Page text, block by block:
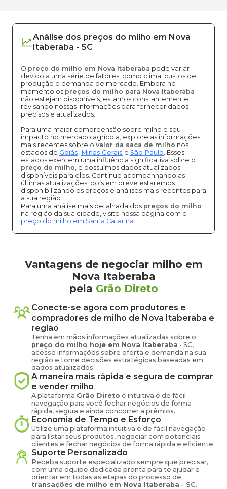
Análise dos preços do milho em Nova
Itaberaba - SC
O preço do milho em Nova Itaberaba pode variar
devido a uma série de fatores, como clima, custos de
produção e demanda de mercado. Embora no
momento os preços do milho para Nova Itaberaba
não estejam disponíveis, estamos constantemente
revisando nossas informações para fornecer dados
precisos e atualizados.
Para uma maior compreensão sobre milho e seu
impacto no mercado agrícola, explore as informações
mais recentes sobre o valor da saca de milho nos
estados de Goiás, Minas Gerais e São Paulo. Esses
estados exercem uma influência significativa sobre o
preço do milho, e possuímos dados atualizados
disponíveis para eles. Continue acompanhando as
últimas atualizações, pois em breve estaremos
disponibilizando os preços e análises mais recentes para
a sua região.
Para uma análise mais detalhada dos preços do milho
na região da sua cidade, visite nossa página com o
preço do milho em Santa Catarina.
Vantagens de negociar milho em
Nova Itaberaba
pela Grão Direto
Conecte-se agora com produtores e
compradores de milho de Nova Itaberaba e
região
Tenha em mãos informações atualizadas sobre o
preço do milho hoje em Nova Itaberaba - SC,
acesse informações sobre oferta e demanda na sua
região e tome decisões estratégicas baseadas em
dados atualizados.
A maneira mais rápida e segura de comprar
e vender milho
A plataforma Grão Direto é intuitiva e de fácil
navegação para você fechar negócios de forma
rápida, segura e ainda concorrer a prêmios.
Economia de Tempo e Esforço
Utilize uma plataforma intuitiva e de fácil navegação
para listar seus produtos, negociar com potenciais
clientes e fechar negócios de forma rápida e eficiente.
Suporte Personalizado
Receba suporte especializado sempre que precisar,
com uma equipe dedicada pronta para te ajudar e
orientar em todas as etapas do processo de
transações de milho em Nova Itaberaba - SC.